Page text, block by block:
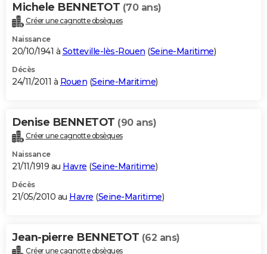
Michele BENNETOT (70 ans)
Créer une cagnotte obsèques
Naissance
20/10/1941 à Sotteville-lès-Rouen (Seine-Maritime)
Décès
24/11/2011 à Rouen (Seine-Maritime)
Denise BENNETOT (90 ans)
Créer une cagnotte obsèques
Naissance
21/11/1919 au Havre (Seine-Maritime)
Décès
21/05/2010 au Havre (Seine-Maritime)
Jean-pierre BENNETOT (62 ans)
Créer une cagnotte obsèques